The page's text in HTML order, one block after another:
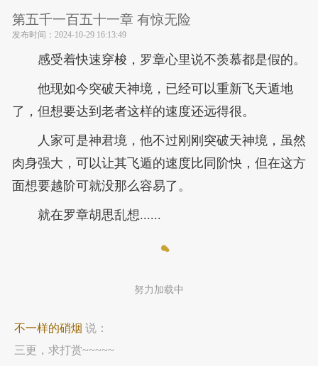
第五千一百五十一章 有惊无险
发布时间： 2024-10-29 16:13:49
感受着快速穿梭，罗章心里说不羡慕都是假的。
他现如今突破天神境，已经可以重新飞天遁地
了，但想要达到老者这样的速度还远得很。
人家可是神君境，他不过刚刚突破天神境，虽然
肉身强大，可以让其飞遁的速度比同阶快，但在这方
面想要越阶可就没那么容易了。
就在罗章胡思乱想......
努力加载中
不一样的硝烟 说：
三更，求打赏~~~~~